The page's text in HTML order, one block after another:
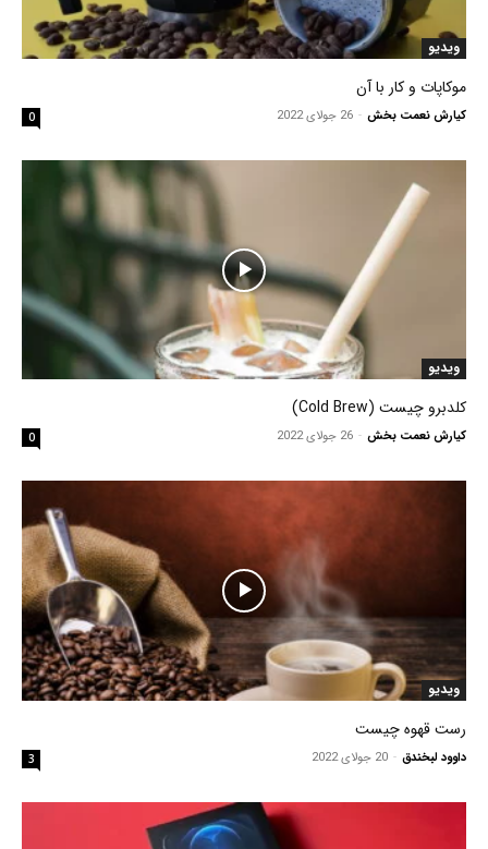
ویدیو
موکاپات و کار با آن
کیارش نعمت بخش - 26 جولای 2022 0
ویدیو
کلدبرو چیست (Cold Brew)
کیارش نعمت بخش - 26 جولای 2022 0
ویدیو
رست قهوه چیست
داوود لبخندق - 20 جولای 2022 3